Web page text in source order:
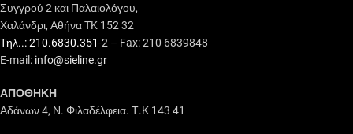
Συγγρού 2 και Παλαιολόγου,
Χαλάνδρι, Αθήνα TK 152 32
Τηλ..: 210.6830.351-2 – Fax: 210 6839848
E-mail: info@sieline.gr
ΑΠΟΘΗΚΗ
Αδάνων 4, Ν. Φιλαδέλφεια. Τ.Κ 143 41